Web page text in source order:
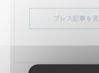
プレス記事を